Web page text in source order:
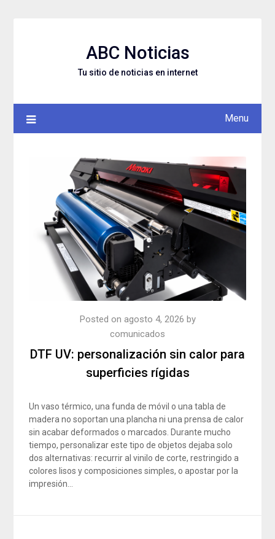
ABC Noticias
Tu sitio de noticias en internet
Menu
DTF UV: personalización sin calor para
superficies rígidas
Posted on agosto 4, 2026 by
comunicados
Un vaso térmico, una funda de móvil o una tabla de
madera no soportan una plancha ni una prensa de calor
sin acabar deformados o marcados. Durante mucho
tiempo, personalizar este tipo de objetos dejaba solo
dos alternativas: recurrir al vinilo de corte, restringido a
colores lisos y composiciones simples, o apostar por la
impresión…